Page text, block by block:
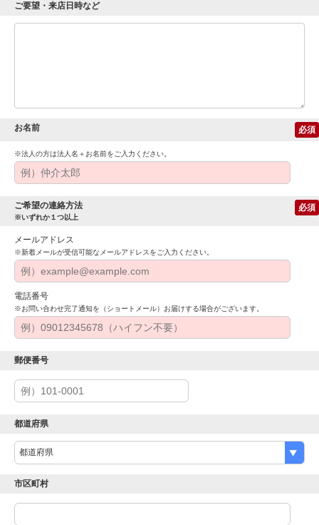
ご要望・来店日時など
お名前 必須
※法人の方は法人名＋お名前をご入力ください。
ご希望の連絡方法 必須
※いずれか１つ以上
メールアドレス
※新着メールが受信可能なメールアドレスをご入力ください。
電話番号
※お問い合わせ完了通知を（ショートメール）お届けする場合がございます。
郵便番号
都道府県
市区町村